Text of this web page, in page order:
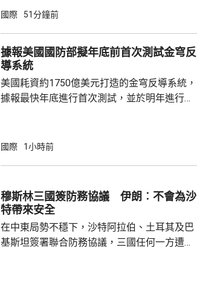
革，保證加強組織內部的透明度和誠信，以滿
月至翌年3月期間，曾在首爾、蔚山等地的風
俗場所，向十多名外籍球證提供「性招待」，
每人涉及的費用由數十萬至近百萬韓...
國際 51分鐘前
據報美國國防部擬年底前首次測試金穹反
導系統
美國耗資約1750億美元打造的金穹反導系統，
據報最快年底進行首次測試，並於明年進行飛
年進行兩次飛行測試，將攔截器發射到空中目
行篩選。消息人士指，如果年底前順利完成地
面測試，政府會向相關公司支付6000萬美元，
預料美國太空部隊會由...
國際 1小時前
穆斯林三國簽防務協議 伊朗︰不會為沙
特帶來安全
在中東局勢不穩下，沙特阿拉伯、土耳其及巴
基斯坦簽署聯合防務協議，三國任何一方遭受